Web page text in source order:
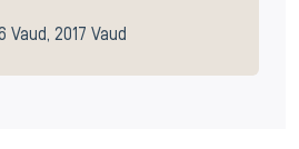
Vaud, 2017 Vaud